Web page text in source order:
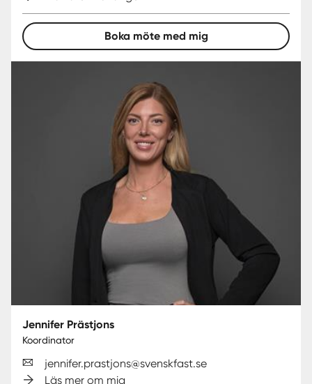
Boka möte med mig
Jennifer Prästjons
Koordinator
jennifer.prastjons@svenskfast.se
Läs mer om mig